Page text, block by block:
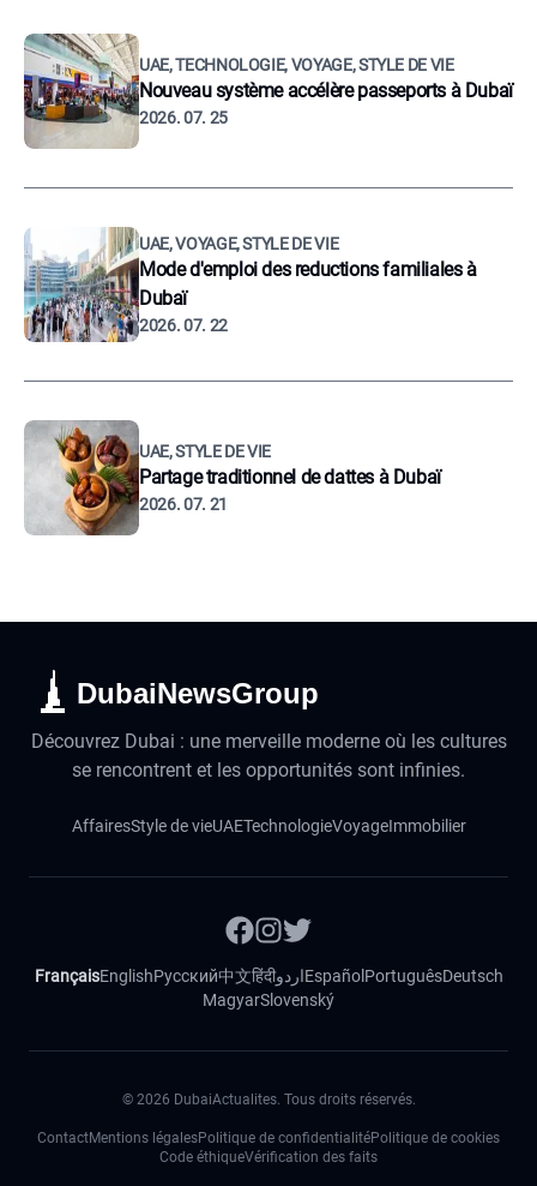
UAE, TECHNOLOGIE, VOYAGE, STYLE DE VIE
Nouveau système accélère passeports à Dubaï
2026. 07. 25
UAE, VOYAGE, STYLE DE VIE
Mode d'emploi des reductions familiales à
Dubaï
2026. 07. 22
UAE, STYLE DE VIE
Partage traditionnel de dattes à Dubaï
2026. 07. 21
DubaiNewsGroup
Découvrez Dubai : une merveille moderne où les cultures
se rencontrent et les opportunités sont infinies.
AffairesStyle de vieUAETechnologieVoyageImmobilier
FrançaisEnglishРусский中文हिंदीاردوEspañol PortuguêsDeutsch
MagyarSlovenský
© 2026 DubaiActualites. Tous droits réservés.
ContactMentions légalesPolitique de confidentialitéPolitique de cookies
Code éthiqueVérification des faits